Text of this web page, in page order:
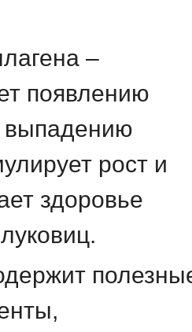
–
появлению
выпадению
рост и
здоровье